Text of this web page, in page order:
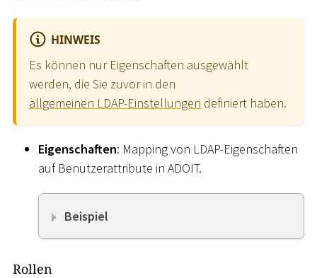
HINWEIS
Es können nur Eigenschaften ausgewählt
werden, die Sie zuvor in den
allgemeinen LDAP-Einstellungen definiert haben.
Eigenschaften: Mapping von LDAP-Eigenschaften
auf Benutzerattribute in ADOIT.
Beispiel
Rollen